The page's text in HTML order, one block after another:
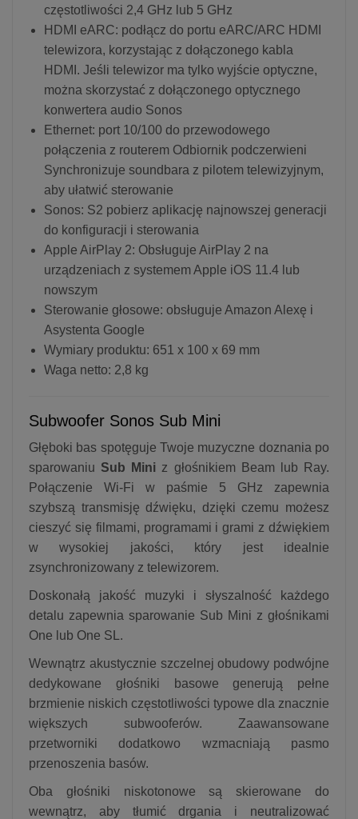
częstotliwości 2,4 GHz lub 5 GHz
HDMI eARC: podłącz do portu eARC/ARC HDMI
telewizora, korzystając z dołączonego kabla
HDMI. Jeśli telewizor ma tylko wyjście optyczne,
można skorzystać z dołączonego optycznego
konwertera audio Sonos
Ethernet: port 10/100 do przewodowego
połączenia z routerem Odbiornik podczerwieni
Synchronizuje soundbara z pilotem telewizyjnym,
aby ułatwić sterowanie
Sonos: S2 pobierz aplikację najnowszej generacji
do konfiguracji i sterowania
Apple AirPlay 2: Obsługuje AirPlay 2 na
urządzeniach z systemem Apple iOS 11.4 lub
nowszym
Sterowanie głosowe: obsługuje Amazon Alexę i
Asystenta Google
Wymiary produktu: 651 x 100 x 69 mm
Waga netto: 2,8 kg
Subwoofer Sonos Sub Mini
Głęboki bas spotęguje Twoje muzyczne doznania po
sparowaniu Sub Mini z głośnikiem Beam lub Ray.
Połączenie Wi-Fi w paśmie 5 GHz zapewnia
szybszą transmisję dźwięku, dzięki czemu możesz
cieszyć się filmami, programami i grami z dźwiękiem
w wysokiej jakości, który jest idealnie
zsynchronizowany z telewizorem.
Doskonałą jakość muzyki i słyszalność każdego
detalu zapewnia sparowanie Sub Mini z głośnikami
One lub One SL.
Wewnątrz akustycznie szczelnej obudowy podwójne
dedykowane głośniki basowe generują pełne
brzmienie niskich częstotliwości typowe dla znacznie
większych subwooferów. Zaawansowane
przetworniki dodatkowo wzmacniają pasmo
przenoszenia basów.
Oba głośniki niskotonowe są skierowane do
wewnątrz, aby tłumić drgania i neutralizować